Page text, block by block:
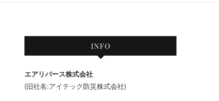
INFO
エアリバース株式会社
(旧社名:アイテック防災株式会社)